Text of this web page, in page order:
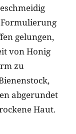
gelungen,
von Honig
zu
abgerundet
Haut.